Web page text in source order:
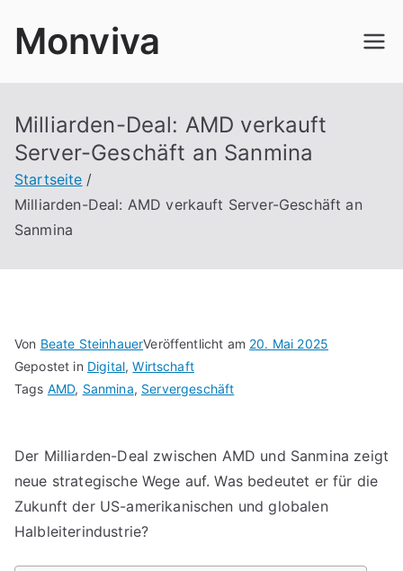
InhaltMonviva
Milliarden-Deal: AMD verkauft
Server-Geschäft an Sanmina
Startseite
Milliarden-Deal: AMD verkauft Server-Geschäft an
Sanmina
Von Beate SteinhauerVeröffentlicht am 20. Mai 2025
Gepostet in Digital,Wirtschaft
Tags AMD, Sanmina, Servergeschäft
Der Milliarden-Deal zwischen AMD und Sanmina zeigt
neue strategische Wege auf. Was bedeutet er für die
Zukunft der US-amerikanischen und globalen
Halbleiterindustrie?